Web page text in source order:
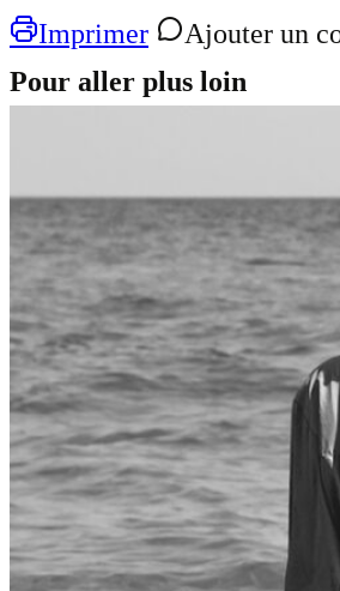
Imprimer
Ajouter un
Pour aller plus loin